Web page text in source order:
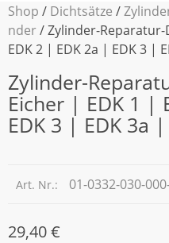
Shop / Dichtsätze /
nder/ Zylinder-
EDK 2 | EDK 2a | EDK 3 |
Zylinder-
Eicher | EDK 1 |
EDK 3 | EDK 3a
Art. Nr.: 01-0332-030-
29,40€